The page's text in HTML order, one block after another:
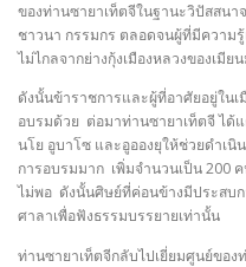
ของท่านซายาเท็ตจีในฐานะวิปัสสน
ชาวนา กรรมกร ตลอดจนผู้ที่มีควา
ไม่ไกลจากย่างกุ้งเมืองหลวงของเมี
ดังนั้นข้าราชการและผู้ที่อาศัยอยู่ใน
อบรมด้วย ต่อมาท่านซายาเท็ตจี ไ
นโย อูบาโซ และอูอองยุให้ช่วยดำเ
การอบรมมาก เพิ่มจำนวนเป็น 200
ไม่พอ ดังนั้นศิษย์ที่ค่อนข้างมีประสบ
ศาลาเพื่อฟังธรรมบรรยายเท่านั้น
ท่านซายาเท็ตจีกลับไปเยี่ยมศูนย์ขอ